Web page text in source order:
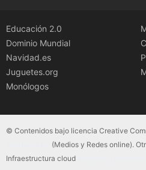
Educación 2.0
Dominio Mundial
Navidad.es
Juguetes.org
Monólogos
© Contenidos bajo licencia Creative
(Medios y Redes online).
Infraestructura cloud